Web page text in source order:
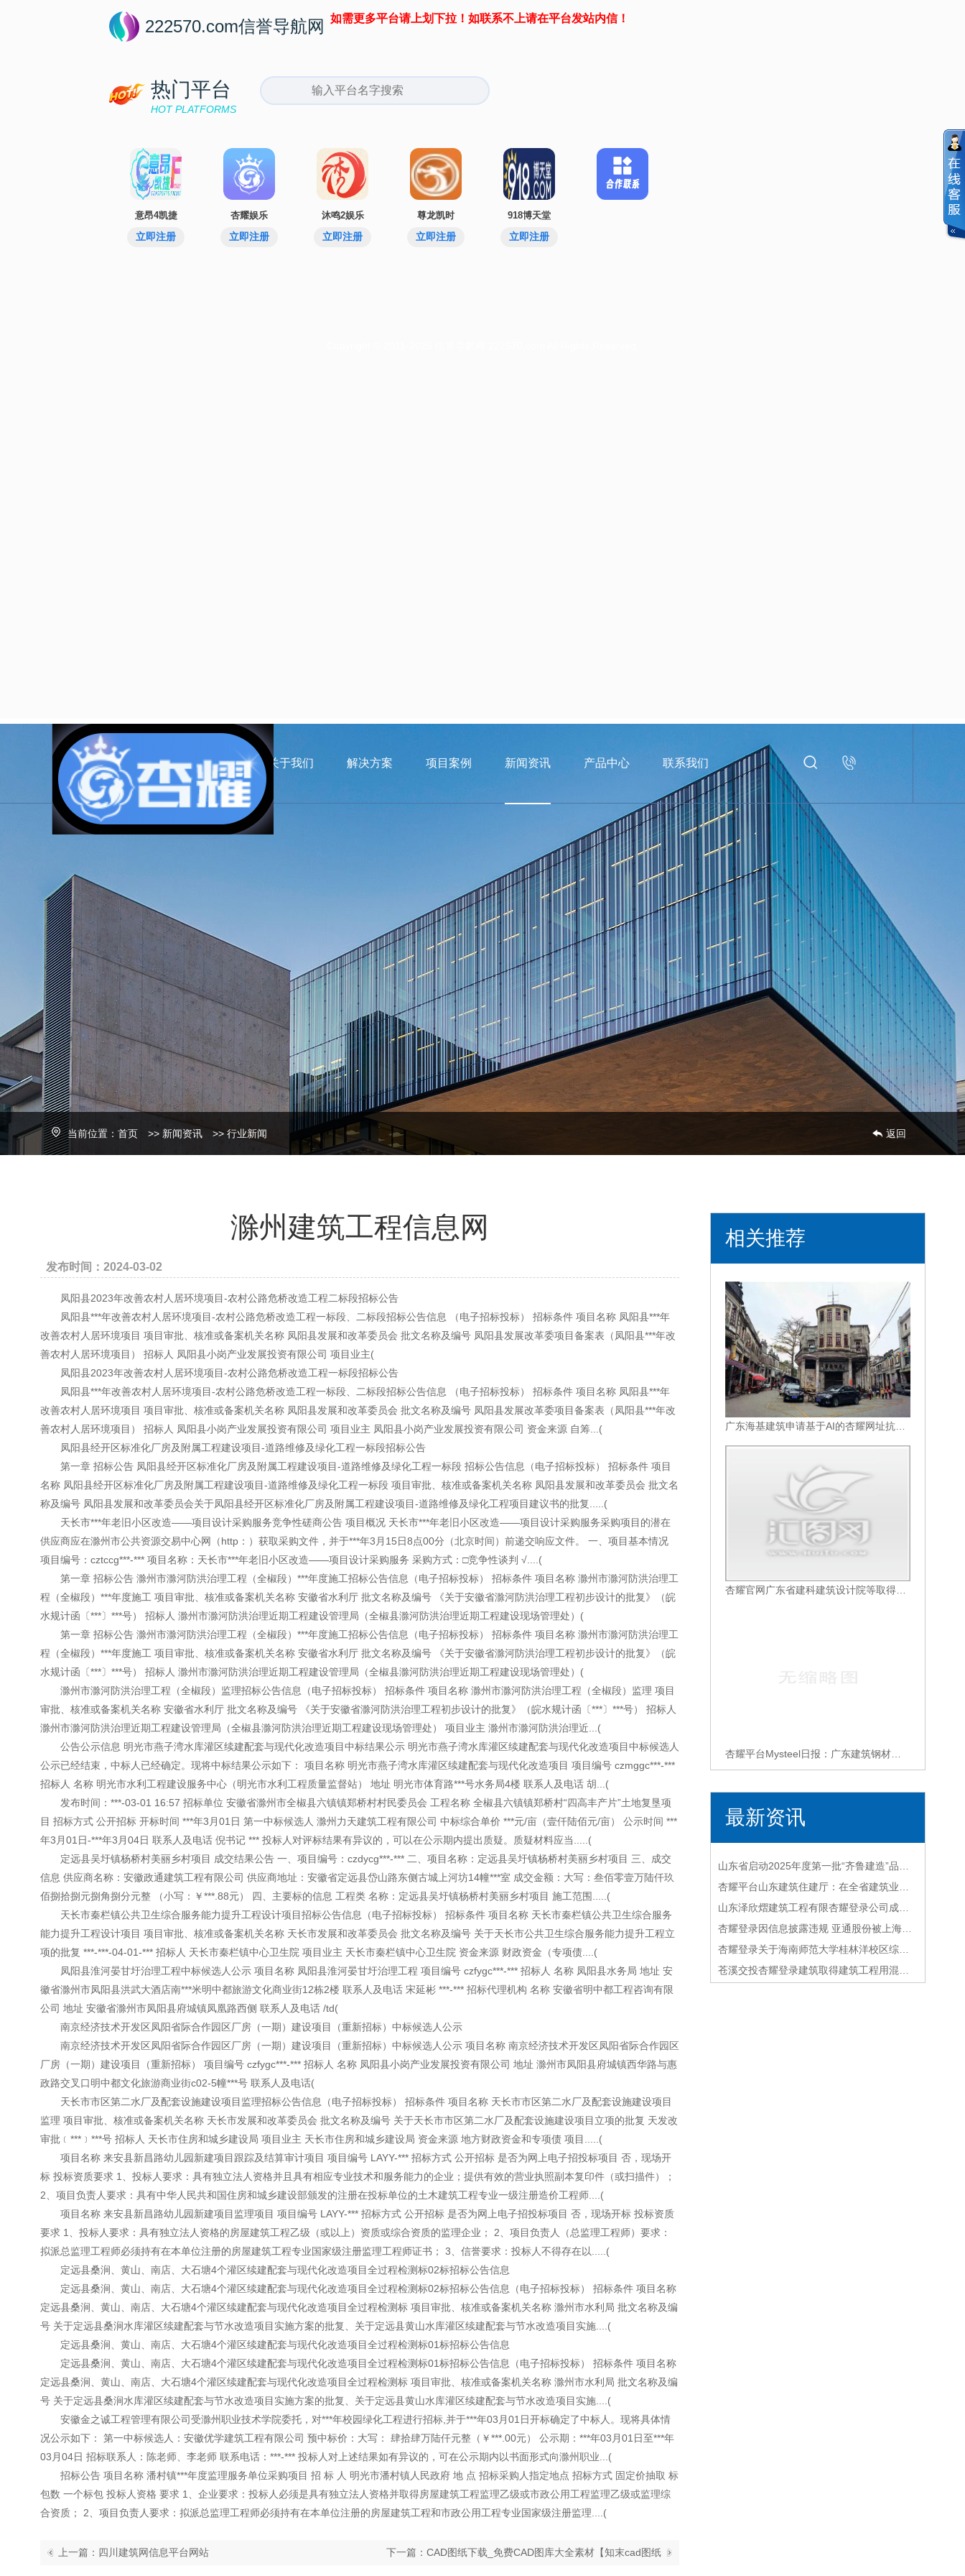
首页 关于我们 解决方案 项目案例 新闻资讯 产品中心 联系我们
888-
8888
当前位置： 首页 >> 新闻资讯 >> 行业新闻 返回
滁州建筑工程信息网
发布时间：2024-03-02
凤阳县2023年改善农村人居环境项目-农村公路危桥改造工程二标段招标公告
凤阳县***年改善农村人居环境项目-农村公路危桥改造工程一标段、二标段招标公告信息 （电子招标投标） 招标条件 项目名称 凤阳县***年
改善农村人居环境项目 项目审批、核准或备案机关名称 凤阳县发展和改革委员会 批文名称及编号 凤阳县发展改革委项目备案表（凤阳县***年改
善农村人居环境项目） 招标人 凤阳县小岗产业发展投资有限公司 项目业主(
凤阳县2023年改善农村人居环境项目-农村公路危桥改造工程一标段招标公告
凤阳县***年改善农村人居环境项目-农村公路危桥改造工程一标段、二标段招标公告信息 （电子招标投标） 招标条件 项目名称 凤阳县***年
改善农村人居环境项目 项目审批、核准或备案机关名称 凤阳县发展和改革委员会 批文名称及编号 凤阳县发展改革委项目备案表（凤阳县***年改
善农村人居环境项目） 招标人 凤阳县小岗产业发展投资有限公司 项目业主 凤阳县小岗产业发展投资有限公司 资金来源 自筹...(
凤阳县经开区标准化厂房及附属工程建设项目-道路维修及绿化工程一标段招标公告
第一章 招标公告 凤阳县经开区标准化厂房及附属工程建设项目-道路维修及绿化工程一标段 招标公告信息（电子招标投标） 招标条件 项目
名称 凤阳县经开区标准化厂房及附属工程建设项目-道路维修及绿化工程一标段 项目审批、核准或备案机关名称 凤阳县发展和改革委员会 批文名
称及编号 凤阳县发展和改革委员会关于凤阳县经开区标准化厂房及附属工程建设项目-道路维修及绿化工程项目建议书的批复.....(
天长市***年老旧小区改造——项目设计采购服务竞争性磋商公告 项目概况 天长市***年老旧小区改造——项目设计采购服务采购项目的潜在
供应商应在滁州市公共资源交易中心网（http：）获取采购文件，并于***年3月15日8点00分（北京时间）前递交响应文件。 一、项目基本情况
项目编号：cztccg***-*** 项目名称：天长市***年老旧小区改造——项目设计采购服务 采购方式：□竞争性谈判 √....(
第一章 招标公告 滁州市滁河防洪治理工程（全椒段）***年度施工招标公告信息（电子招标投标） 招标条件 项目名称 滁州市滁河防洪治理工
程（全椒段）***年度施工 项目审批、核准或备案机关名称 安徽省水利厅 批文名称及编号 《关于安徽省滁河防洪治理工程初步设计的批复》（皖
水规计函〔***〕***号） 招标人 滁州市滁河防洪治理近期工程建设管理局（全椒县滁河防洪治理近期工程建设现场管理处）(
第一章 招标公告 滁州市滁河防洪治理工程（全椒段）***年度施工招标公告信息（电子招标投标） 招标条件 项目名称 滁州市滁河防洪治理工
程（全椒段）***年度施工 项目审批、核准或备案机关名称 安徽省水利厅 批文名称及编号 《关于安徽省滁河防洪治理工程初步设计的批复》（皖
水规计函〔***〕***号） 招标人 滁州市滁河防洪治理近期工程建设管理局（全椒县滁河防洪治理近期工程建设现场管理处）(
滁州市滁河防洪治理工程（全椒段）监理招标公告信息（电子招标投标） 招标条件 项目名称 滁州市滁河防洪治理工程（全椒段）监理 项目
审批、核准或备案机关名称 安徽省水利厅 批文名称及编号 《关于安徽省滁河防洪治理工程初步设计的批复》（皖水规计函〔***〕***号） 招标人
滁州市滁河防洪治理近期工程建设管理局（全椒县滁河防洪治理近期工程建设现场管理处） 项目业主 滁州市滁河防洪治理近...(
公告公示信息 明光市燕子湾水库灌区续建配套与现代化改造项目中标结果公示 明光市燕子湾水库灌区续建配套与现代化改造项目中标候选人
公示已经结束，中标人已经确定。现将中标结果公示如下： 项目名称 明光市燕子湾水库灌区续建配套与现代化改造项目 项目编号 czmggc***-***
招标人 名称 明光市水利工程建设服务中心（明光市水利工程质量监督站） 地址 明光市体育路***号水务局4楼 联系人及电话 胡...(
发布时间：***-03-01 16:57 招标单位 安徽省滁州市全椒县六镇镇郑桥村村民委员会 工程名称 全椒县六镇镇郑桥村“四高丰产片”土地复垦项
目 招标方式 公开招标 开标时间 ***年3月01日 第一中标候选人 滁州力天建筑工程有限公司 中标综合单价 ***元/亩（壹仟陆佰元/亩） 公示时间 ***
年3月01日-***年3月04日 联系人及电话 倪书记 *** 投标人对评标结果有异议的，可以在公示期内提出质疑。质疑材料应当.....(
定远县吴圩镇杨桥村美丽乡村项目 成交结果公告 一、项目编号：czdycg***-*** 二、项目名称：定远县吴圩镇杨桥村美丽乡村项目 三、成交
信息 供应商名称：安徽政通建筑工程有限公司 供应商地址：安徽省定远县岱山路东侧古城上河坊14幢***室 成交金额：大写：叁佰零壹万陆仟玖
佰捌拾捌元捌角捌分元整 （小写：￥***.88元） 四、主要标的信息 工程类 名称：定远县吴圩镇杨桥村美丽乡村项目 施工范围.....(
天长市秦栏镇公共卫生综合服务能力提升工程设计项目招标公告信息（电子招标投标） 招标条件 项目名称 天长市秦栏镇公共卫生综合服务
能力提升工程设计项目 项目审批、核准或备案机关名称 天长市发展和改革委员会 批文名称及编号 关于天长市公共卫生综合服务能力提升工程立
项的批复 ***-***-04-01-*** 招标人 天长市秦栏镇中心卫生院 项目业主 天长市秦栏镇中心卫生院 资金来源 财政资金（专项债....(
凤阳县淮河晏甘圩治理工程中标候选人公示 项目名称 凤阳县淮河晏甘圩治理工程 项目编号 czfygc***-*** 招标人 名称 凤阳县水务局 地址 安
徽省滁州市凤阳县洪武大酒店南***米明中都旅游文化商业街12栋2楼 联系人及电话 宋延彬 ***-*** 招标代理机构 名称 安徽省明中都工程咨询有限
公司 地址 安徽省滁州市凤阳县府城镇凤凰路西侧 联系人及电话 /td(
南京经济技术开发区凤阳省际合作园区厂房（一期）建设项目（重新招标）中标候选人公示
南京经济技术开发区凤阳省际合作园区厂房（一期）建设项目（重新招标）中标候选人公示 项目名称 南京经济技术开发区凤阳省际合作园区
厂房（一期）建设项目（重新招标） 项目编号 czfygc***-*** 招标人 名称 凤阳县小岗产业发展投资有限公司 地址 滁州市凤阳县府城镇西华路与惠
政路交叉口明中都文化旅游商业街c02-5幢***号 联系人及电话(
天长市市区第二水厂及配套设施建设项目监理招标公告信息（电子招标投标） 招标条件 项目名称 天长市市区第二水厂及配套设施建设项目
监理 项目审批、核准或备案机关名称 天长市发展和改革委员会 批文名称及编号 关于天长市市区第二水厂及配套设施建设项目立项的批复 天发改
审批﹝***﹞***号 招标人 天长市住房和城乡建设局 项目业主 天长市住房和城乡建设局 资金来源 地方财政资金和专项债 项目.....(
项目名称 来安县新昌路幼儿园新建项目跟踪及结算审计项目 项目编号 LAYY-*** 招标方式 公开招标 是否为网上电子招投标项目 否，现场开
标 投标资质要求 1、投标人要求：具有独立法人资格并且具有相应专业技术和服务能力的企业；提供有效的营业执照副本复印件（或扫描件）；
2、项目负责人要求：具有中华人民共和国住房和城乡建设部颁发的注册在投标单位的土木建筑工程专业一级注册造价工程师....(
项目名称 来安县新昌路幼儿园新建项目监理项目 项目编号 LAYY-*** 招标方式 公开招标 是否为网上电子招投标项目 否，现场开标 投标资质
要求 1、投标人要求：具有独立法人资格的房屋建筑工程乙级（或以上）资质或综合资质的监理企业； 2、项目负责人（总监理工程师）要求：
拟派总监理工程师必须持有在本单位注册的房屋建筑工程专业国家级注册监理工程师证书； 3、信誉要求：投标人不得存在以.....(
定远县桑涧、黄山、南店、大石塘4个灌区续建配套与现代化改造项目全过程检测标02标招标公告信息
定远县桑涧、黄山、南店、大石塘4个灌区续建配套与现代化改造项目全过程检测标02标招标公告信息（电子招标投标） 招标条件 项目名称
定远县桑涧、黄山、南店、大石塘4个灌区续建配套与现代化改造项目全过程检测标 项目审批、核准或备案机关名称 滁州市水利局 批文名称及编
号 关于定远县桑涧水库灌区续建配套与节水改造项目实施方案的批复、关于定远县黄山水库灌区续建配套与节水改造项目实施....(
定远县桑涧、黄山、南店、大石塘4个灌区续建配套与现代化改造项目全过程检测标01标招标公告信息
定远县桑涧、黄山、南店、大石塘4个灌区续建配套与现代化改造项目全过程检测标01标招标公告信息（电子招标投标） 招标条件 项目名称
定远县桑涧、黄山、南店、大石塘4个灌区续建配套与现代化改造项目全过程检测标 项目审批、核准或备案机关名称 滁州市水利局 批文名称及编
号 关于定远县桑涧水库灌区续建配套与节水改造项目实施方案的批复、关于定远县黄山水库灌区续建配套与节水改造项目实施....(
安徽金之诚工程管理有限公司受滁州职业技术学院委托，对***年校园绿化工程进行招标,并于***年03月01日开标确定了中标人。现将具体情
况公示如下： 第一中标候选人：安徽优学建筑工程有限公司 预中标价：大写： 肆拾肆万陆仟元整（￥***.00元） 公示期：***年03月01日至***年
03月04日 招标联系人：陈老师、李老师 联系电话：***-*** 投标人对上述结果如有异议的，可在公示期内以书面形式向滁州职业...(
招标公告 项目名称 潘村镇***年度监理服务单位采购项目 招 标 人 明光市潘村镇人民政府 地 点 招标采购人指定地点 招标方式 固定价抽取 标
包数 一个标包 投标人资格 要求 1、企业要求：投标人必须是具有独立法人资格并取得房屋建筑工程监理乙级或市政公用工程监理乙级或监理综
合资质； 2、项目负责人要求：拟派总监理工程师必须持有在本单位注册的房屋建筑工程和市政公用工程专业国家级注册监理....(
上一篇：四川建筑网信息平台网站 下一篇：CAD图纸下载_免费CAD图库大全素材【知末cad图纸
相关推荐
广东海基建筑申请基于AI的杏耀网址抗震手脚架设计模型优化方法专利有效提升在复杂震动环境下的稳定性
杏耀官网广东省建科建筑设计院等取得混凝土模块建筑预制双梁与预制双墙连接结构及施工方法专利
杏耀平台Mysteel日报：广东建筑钢材价格平稳运行 建筑信息成交价格暗降增加
最新资讯
山东泽欣熠建筑工程有限杏耀登录公司成立注册资本400万人民币
杏耀登录因信息披露违规 亚通股份被上海证监局责令改正广东建筑
杏耀登录关于海南师范大学桂林洋校区综合体育馆项目建筑设计方案批前公示